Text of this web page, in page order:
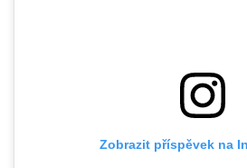
Zobrazit příspěvek na